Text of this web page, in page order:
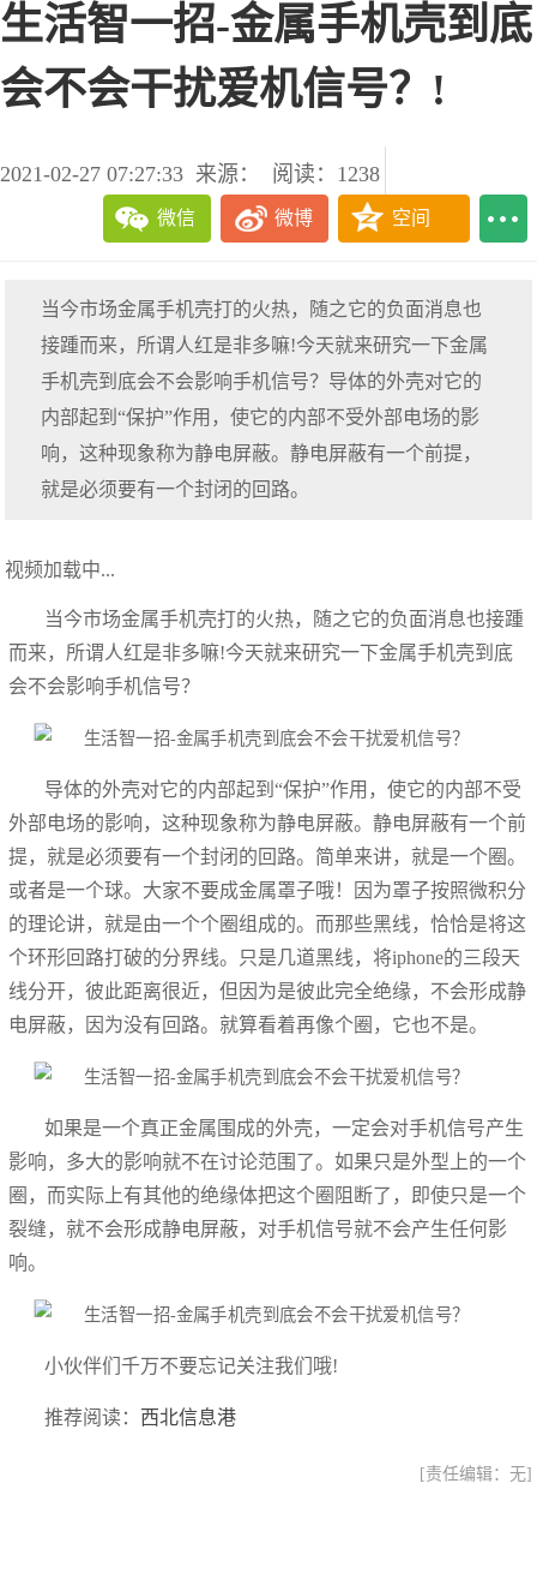
生活智一招-金属手机壳到底
会不会干扰爱机信号？!
2021-02-27 07:27:33 来源： 阅读：1238
微信 微博 空间
当今市场金属手机壳打的火热，随之它的负面消息也
接踵而来，所谓人红是非多嘛!今天就来研究一下金属
手机壳到底会不会影响手机信号？导体的外壳对它的
内部起到“保护”作用，使它的内部不受外部电场的影
响，这种现象称为静电屏蔽。静电屏蔽有一个前提，
就是必须要有一个封闭的回路。
视频加载中...
当今市场金属手机壳打的火热，随之它的负面消息也接踵
而来，所谓人红是非多嘛!今天就来研究一下金属手机壳到底
会不会影响手机信号？
导体的外壳对它的内部起到“保护”作用，使它的内部不受
外部电场的影响，这种现象称为静电屏蔽。静电屏蔽有一个前
提，就是必须要有一个封闭的回路。简单来讲，就是一个圈。
或者是一个球。大家不要成金属罩子哦！因为罩子按照微积分
的理论讲，就是由一个个圈组成的。而那些黑线，恰恰是将这
个环形回路打破的分界线。只是几道黑线，将iphone的三段天
线分开，彼此距离很近，但因为是彼此完全绝缘，不会形成静
电屏蔽，因为没有回路。就算看着再像个圈，它也不是。
如果是一个真正金属围成的外壳，一定会对手机信号产生
影响，多大的影响就不在讨论范围了。如果只是外型上的一个
圈，而实际上有其他的绝缘体把这个圈阻断了，即使只是一个
裂缝，就不会形成静电屏蔽，对手机信号就不会产生任何影
响。
小伙伴们千万不要忘记关注我们哦!
推荐阅读： 西北信息港
[责任编辑：无]